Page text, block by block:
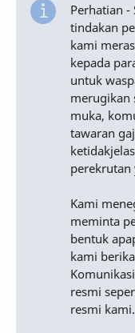
Perhatian
tindakan
kami
kepada
untuk
merugikan
muka,
tawaran
Kami
meminta
bentuk
kami
resmi
resmi kami.